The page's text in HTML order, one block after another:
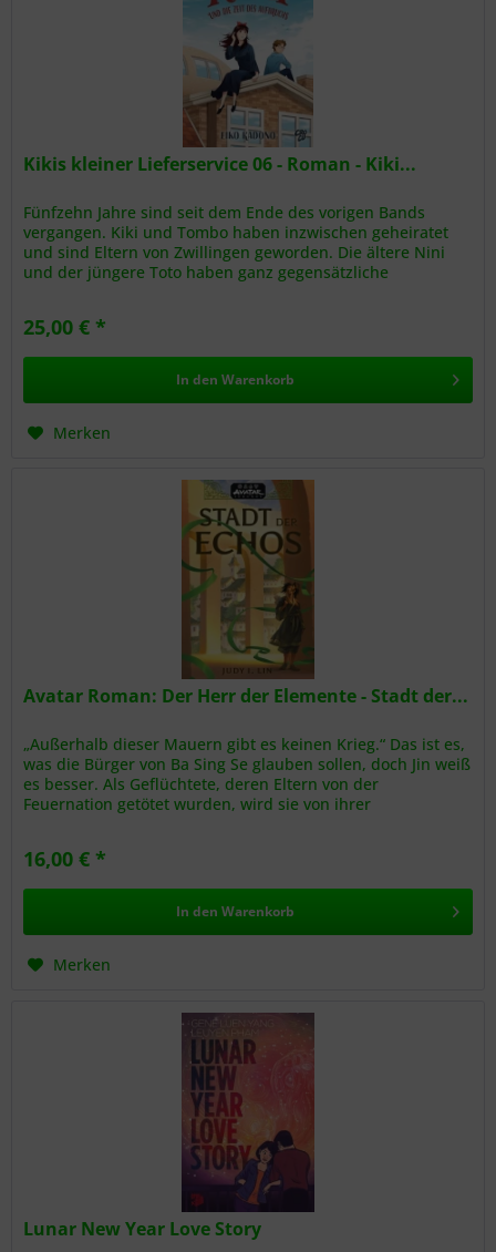
Kikis kleiner Lieferservice 06 - Roman - Kiki...
Fünfzehn Jahre sind seit dem Ende des vorigen Bands
vergangen. Kiki und Tombo haben inzwischen geheiratet
und sind Eltern von Zwillingen geworden. Die ältere Nini
und der jüngere Toto haben ganz gegensätzliche
25,00 € *
In den Warenkorb
Merken
Avatar Roman: Der Herr der Elemente - Stadt der...
„Außerhalb dieser Mauern gibt es keinen Krieg.“ Das ist es,
was die Bürger von Ba Sing Se glauben sollen, doch Jin weiß
es besser. Als Geflüchtete, deren Eltern von der
Feuernation getötet wurden, wird sie von ihrer
16,00 € *
In den Warenkorb
Merken
Lunar New Year Love Story